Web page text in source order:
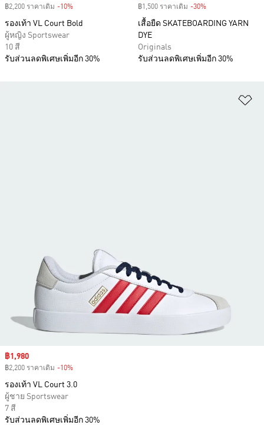
฿2,200 ราคาเดิม -10%
รองเท้า VL Court Bold
ผู้หญิง Sportswear
10 สี
รับส่วนลดพิเศษเพิ่มอีก 30%
฿1,500 ราคาเดิม -30%
เสื้อยืด SKATEBOARDING YARN
DYE
Originals
รับส่วนลดพิเศษเพิ่มอีก 30%
Sale price
฿1,980
฿2,200 ราคาเดิม -10%
รองเท้า VL Court 3.0
ผู้ชาย Sportswear
7 สี
รับส่วนลดพิเศษเพิ่มอีก 30%